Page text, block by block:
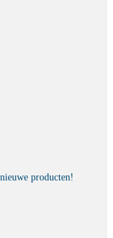
producten!